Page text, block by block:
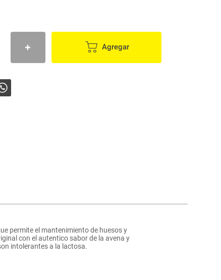
Agregar
permite el mantenimiento de huesos y
con el autentico sabor de la avena y
intolerantes a la lactosa.